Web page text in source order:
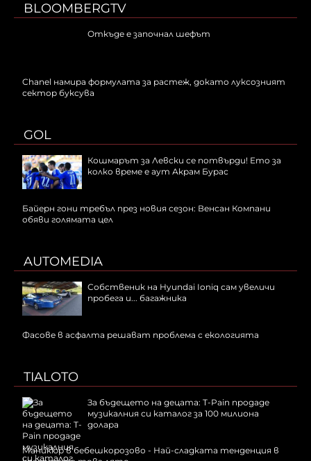
BLOOMBERGTV
Откъде е започнал шефът
Chanel намира формулата за растеж, докато луксозният
сектор буксува
GOL
Кошмарът за Левски се потвърди! Ето за
колко време е аут Акрам Бурас
Байерн гони требъл през новия сезон: Венсан Компани
обяви голямата цел
AUTOMEDIA
Собственик на Hyundai Ioniq сам увеличи
пробега и... багажника
Фасове в асфалта решават проблема с екологията
TIALOTO
За бъдещето на децата: T-Pain продаде
музикалния си каталог за 100 милиона
долара
Маникюр в бебешкорозово - Най-сладката тенденция в